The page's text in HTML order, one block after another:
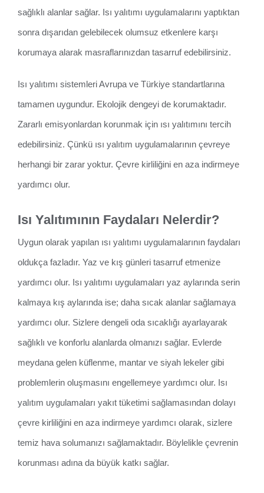
sağlıklı alanlar sağlar. Isı yalıtımı uygulamalarını yaptıktan
sonra dışarıdan gelebilecek olumsuz etkenlere karşı
korumaya alarak masraflarınızdan tasarruf edebilirsiniz.
Isı yalıtımı sistemleri Avrupa ve Türkiye standartlarına
tamamen uygundur. Ekolojik dengeyi de korumaktadır.
Zararlı emisyonlardan korunmak için ısı yalıtımını tercih
edebilirsiniz. Çünkü ısı yalıtım uygulamalarının çevreye
herhangi bir zarar yoktur. Çevre kirliliğini en aza indirmeye
yardımcı olur.
Isı Yalıtımının Faydaları Nelerdir?
Uygun olarak yapılan ısı yalıtımı uygulamalarının faydaları
oldukça fazladır. Yaz ve kış günleri tasarruf etmenize
yardımcı olur. Isı yalıtımı uygulamaları yaz aylarında serin
kalmaya kış aylarında ise; daha sıcak alanlar sağlamaya
yardımcı olur. Sizlere dengeli oda sıcaklığı ayarlayarak
sağlıklı ve konforlu alanlarda olmanızı sağlar. Evlerde
meydana gelen küflenme, mantar ve siyah lekeler gibi
problemlerin oluşmasını engellemeye yardımcı olur. Isı
yalıtım uygulamaları yakıt tüketimi sağlamasından dolayı
çevre kirliliğini en aza indirmeye yardımcı olarak, sizlere
temiz hava solumanızı sağlamaktadır. Böylelikle çevrenin
korunması adına da büyük katkı sağlar.